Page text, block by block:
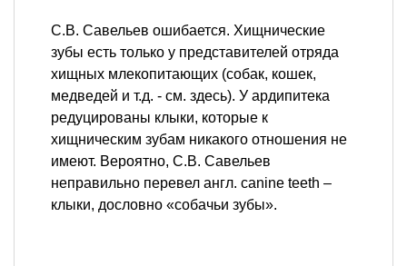
С.В. Савельев ошибается. Хищнические
зубы есть только у представителей отряда
хищных млекопитающих (собак, кошек,
медведей и т.д. - см. здесь). У ардипитека
редуцированы клыки, которые к
хищническим зубам никакого отношения не
имеют. Вероятно, С.В. Савельев
неправильно перевел англ. canine teeth –
клыки, дословно «собачьи зубы».